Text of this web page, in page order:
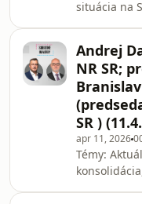
situácia na
miestnych
Igor
Slovensko;
Uhrík
europoslanec). |
Baránek. | Diskusiu Sobotné dialógy
pripravuje
Andrej
NR SR;
SR )
apr 11, 2026
Témy: